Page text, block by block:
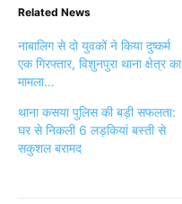
Related News
नाबालिग से दो युवकों ने किया दुष्कर्म
एक गिरफ्तार, विशुनपुरा थाना क्षेत्र का
मामला…
थाना कसया पुलिस की बड़ी सफलता:
घर से निकली 6 लड़कियां बस्ती से
सकुशल बरामद